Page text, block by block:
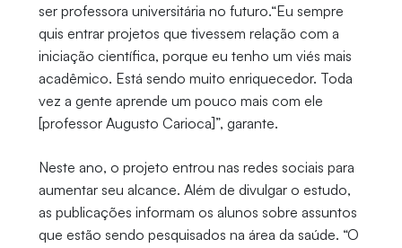
ser professora universitária no futuro.“Eu sempre
quis entrar projetos que tivessem relação com a
iniciação científica, porque eu tenho um viés mais
acadêmico. Está sendo muito enriquecedor. Toda
vez a gente aprende um pouco mais com ele
[professor Augusto Carioca]”, garante.
Neste ano, o projeto entrou nas redes sociais para
aumentar seu alcance. Além de divulgar o estudo,
as publicações informam os alunos sobre assuntos
que estão sendo pesquisados na área da saúde. “O